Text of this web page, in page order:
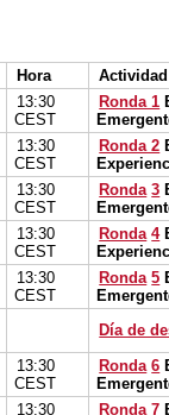
Hora
Actividad
13:30
CEST
Ronda 1
13:30
CEST
Ronda 2
13:30
CEST
Ronda 3
13:30
CEST
Ronda 4
13:30
CEST
Ronda 5
Día de
13:30
CEST
Ronda 6
13:30
Ronda 7